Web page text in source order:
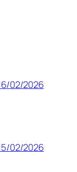
02/2026
02/2026